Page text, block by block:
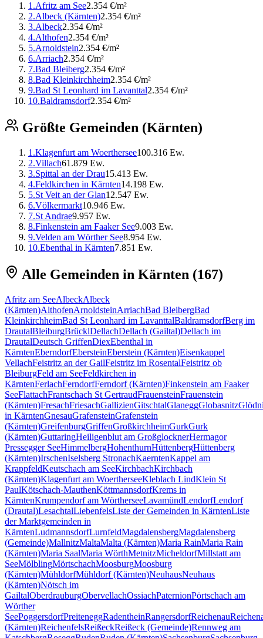
1.Afritz am See2.354 €/m²
2.Albeck (Kärnten)2.354 €/m²
3.Albeck2.354 €/m²
4.Althofen2.354 €/m²
5.Arnoldstein2.354 €/m²
6.Arriach2.354 €/m²
7.Bad Bleiberg2.354 €/m²
8.Bad Kleinkirchheim2.354 €/m²
9.Bad St Leonhard im Lavanttal2.354 €/m²
10.Baldramsdorf2.354 €/m²
Größte Gemeinden (Kärnten)
1 .Klagenfurt am Woerthersee100.316 Ew.
2.Villach61.879 Ew.
3.Spittal an der Drau15.413 Ew.
4.Feldkirchen in Kärnten14.198 Ew.
5.St Veit an der Glan12.547 Ew.
6.Völkermarkt10.946 Ew.
7.St Andrae9.957 Ew.
8.Finkenstein am Faaker See9.003 Ew.
9.Velden am Wörther See8.954 Ew.
10.Ebenthal in Kärnten7.851 Ew.
Alle Gemeinden in Kärnten (167)
Afritz am SeeAlbeckAlbeck
(Kärnten)AlthofenArnoldsteinArriachBad BleibergBad
KleinkirchheimBad St Leonhard im LavanttalBaldramsdorfBerg im
DrautalBleiburgBrücklDellachDellach (Gailtal)Dellach im
DrautalDeutsch GriffenDiexEbenthal in
KärntenEberndorfEbersteinEberstein (Kärnten)Eisenkappel
VellachFeistritz an der GailFeistritz im RosentalFeistritz ob
BleiburgFeld am SeeFeldkirchen in
KärntenFerlachFerndorfFerndorf (Kärnten)Finkenstein am Faaker
SeeFlattachFrantschach St GertraudFrauensteinFrauenstein
(Kärnten)FresachFriesachGallizienGitschtalGlaneggGlobasnitz
in KärntenGnesauGrafensteinGrafenstein
(Kärnten)GreifenburgGriffenGroßkirchheimGurkGurk
(Kärnten)GuttaringHeiligenblut am GroßglocknerHermagor
Pressegger SeeHimmelbergHohenthurnHüttenbergHüttenberg
(Kärnten)IrschenIselsberg StronachKaerntenKappel am
KrappfeldKeutschach am SeeKirchbachKirchbach
(Kärnten)Klagenfurt am WoertherseeKleblach LindKlein St
PaulKötschach-MauthenKöttmannsdorfKrems in
KärntenKrumpendorf am WörtherseeLavamündLendorfLendorf
(Drautal)LesachtalLiebenfelsListe der Gemeinden in KärntenListe
der Marktgemeinden in
KärntenLudmannsdorfLurnfeldMagdalensbergMagdalensberg
(Gemeinde)MallnitzMaltaMalta (Kärnten)Maria RainMaria Rain
(Kärnten)Maria SaalMaria WörthMetnitzMicheldorfMillstatt am
SeeMölblingMörtschachMoosburgMoosburg
(Kärnten)MühldorfMühldorf (Kärnten)NeuhausNeuhaus
(Kärnten)Nötsch im
GailtalOberdrauburgObervellachOssiachPaternionPörtschach am
Wörther
SeePoggersdorfPreiteneggRadentheinRangersdorfReichenau
(Kärnten)ReichenfelsReißeckReißeck (Gemeinde)Rennweg am